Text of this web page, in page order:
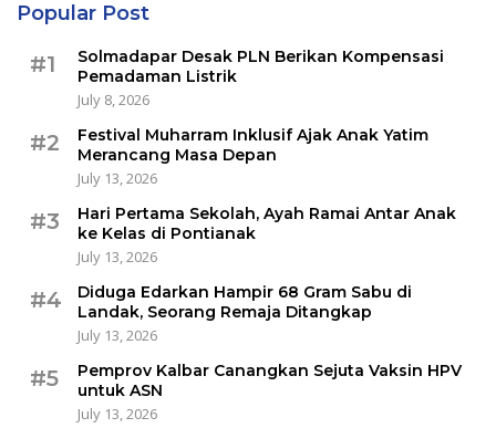
Popular Post
#1
Solmadapar Desak PLN Berikan Kompensasi
Pemadaman Listrik
July 8, 2026
#2
Festival Muharram Inklusif Ajak Anak Yatim
Merancang Masa Depan
July 13, 2026
#3
Hari Pertama Sekolah, Ayah Ramai Antar Anak
ke Kelas di Pontianak
July 13, 2026
#4
Diduga Edarkan Hampir 68 Gram Sabu di
Landak, Seorang Remaja Ditangkap
July 13, 2026
#5
Pemprov Kalbar Canangkan Sejuta Vaksin HPV
untuk ASN
July 13, 2026